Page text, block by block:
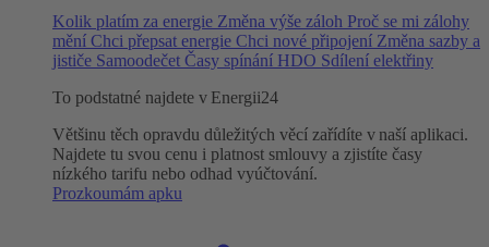
Kolik platím za energie Změna výše záloh Proč se mi zálohy
mění Chci přepsat energie Chci nové připojení Změna sazby a
jističe Samoodečet Časy spínání HDO Sdílení elektřiny
To podstatné najdete v Energii24
Většinu těch opravdu důležitých věcí zařídíte v naší aplikaci.
Najdete tu svou cenu i platnost smlouvy a zjistíte časy
nízkého tarifu nebo odhad vyúčtování.
Prozkoumám apku